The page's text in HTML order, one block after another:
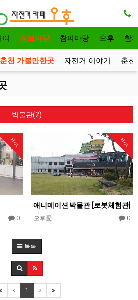
여 정보마당 참여마당 오후 함
춘천 가볼만한곳 자전거 이야기 춘천
박물관(2)
Hot
0
Hot
애니메이션 박물관 [로봇체험관]
오후愛 0
목록
1